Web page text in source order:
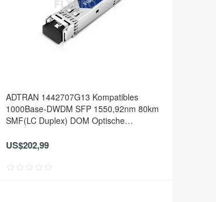
ADTRAN 1442707G13 Kompatibles
1000Base-DWDM SFP 1550,92nm 80km
SMF(LC Duplex) DOM Optische
US$202,99